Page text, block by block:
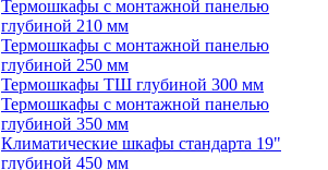
Термошкафы с монтажной панелью
глубиной 210 мм
Термошкафы с монтажной панелью
глубиной 250 мм
Термошкафы ТШ глубиной 300 мм
Термошкафы с монтажной панелью
глубиной 350 мм
Климатические шкафы стандарта 19"
глубиной 450 мм